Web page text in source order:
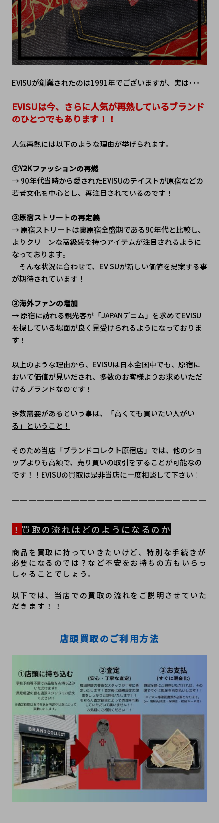
EVISUが創業されたのは1991年でございますが、実は･･･
EVISUは今、さらに人気が再熱しているブランド
のひとつでもあります！！
人気再熱には以下のような理由が挙げられます。
①Y2Kファッションの再燃
→ 90年代当時から愛されたEVISUのテイストが原宿などの
若者文化を中心とし、再注目されているのです！
②原宿ストリートの再定義
→ 原宿ストリートは裏原宿全盛期である90年代と比較し、
よりクリーンな高級感を持つアイテムが注目されるように
なっております。
そんな状況に合わせて、EVISUが新しい価値を提案する事
が期待されています！
③海外ファンの増加
→ 原宿に訪れる観光客が「JAPANデニム」を求めてEVISU
を探している場面が良く見受けられるようになっておりま
以上のような理由から、EVISUは日本全国中でも、原宿に
おいて価値が見いだされ、多数のお客様よりお求めいただ
けるブランドなのです！
多数需要があるという事は、「高くても買いたい人がい
る」ということ！
そのため当店「ブランドコレクト原宿店」では、他のショ
ップよりも高額で、売り買いの取引をすることが可能なの
です！！EVISUの買取は是非当店に一度相談して下さい！
！ 買取の流れはどのようになるのか
商品を買取に持っていきたいけど、特別な手続きが
必要になるのでは？など不安をお持ちの方もいらっ
しゃることでしょう。
以下では、当店での買取の流れをご説明させていた
だきます！！
店頭買取のご利用方法